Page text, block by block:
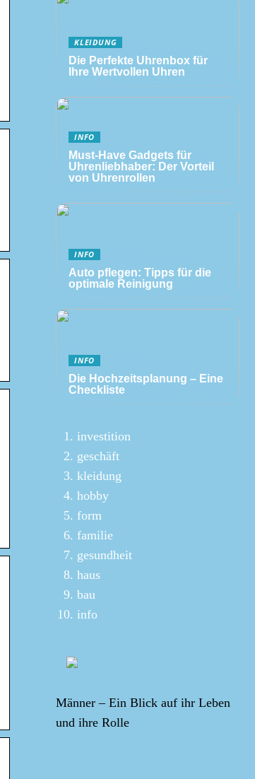
KLEIDUNG
Die Perfekte Uhrenbox für
Ihre Wertvollen Uhren
INFO
Must-Have Gadgets für
Uhrenliebhaber: Der Vorteil
von Uhrenrollen
INFO
Auto pflegen: Tipps für die
optimale Reinigung
INFO
Die Hochzeitsplanung – Eine
Checkliste
investition
geschäft
kleidung
hobby
form
familie
gesundheit
haus
bau
info
Männer – Ein Blick auf ihr Leben
und ihre Rolle